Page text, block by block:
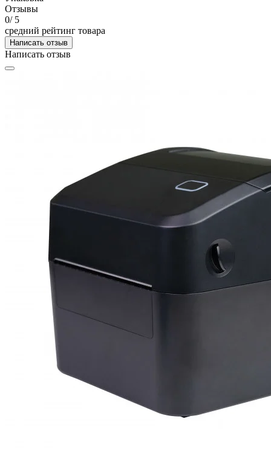
Отзывы
0/ 5
средний рейтинг товара
Написать отзыв
Написать отзыв